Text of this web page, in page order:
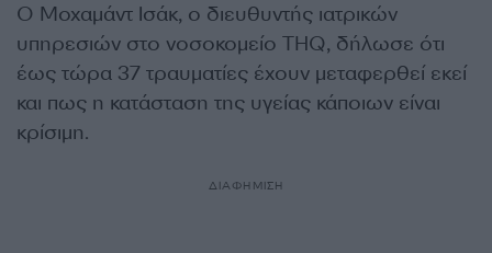
Ο Μοχαμάντ Ισάκ, ο διευθυντής ιατρικών
υπηρεσιών στο νοσοκομείο THQ, δήλωσε ότι
έως τώρα 37 τραυματίες έχουν μεταφερθεί εκεί
και πως η κατάσταση της υγείας κάποιων είναι
κρίσιμη.
ΔΙΑΦΗΜΙΣΗ